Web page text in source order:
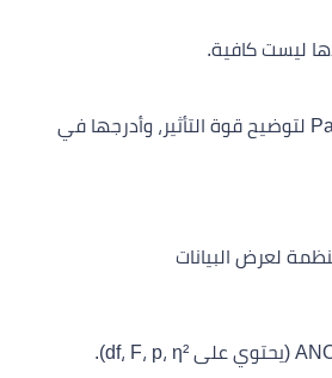
ليست كافية.
استخدم η² أو Partial η² لتوضيح قوة التأثير، وأدرجها في
لعرض البيانات